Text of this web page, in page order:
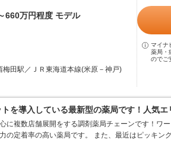
660万円程度 モデル
梅田駅／ＪＲ東海道本線(米原－神戸)
マイナ
薬局・
のでご
を導入している最新型の薬局です！人気エ
に複数店舗展開をする調剤薬局チェーンです！ワ
の定着率の高い薬局です。 また、最近はピッキン